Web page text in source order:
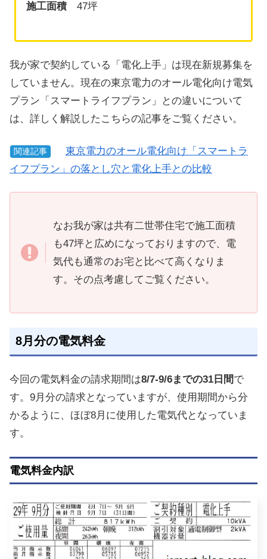
施工面積47坪
我が家で契約している「電化上手」は現在新規募集を
していません。現在の東京電力のオール電化向け電気
プラン「スマートライフプラン」との違いについて
は、詳しく解説したこちらの記事をご覧ください。
関連記事
東京電力のオール電化向け「スマートラ
イフプラン」の落とし穴と電化上手との比較
なお我が家は共有二世帯住宅で施工面積
も47坪と広めになっておりますので、電
気代も通常のお宅と比べて高くなりま
す。その点考慮してご覧ください。
8月分の電気料金
今回の電気料金の請求期間は8/7-9/6までの31日間で
す。9月分の請求となっていますが、使用期間から分
かるように、ほぼ8月に使用した電気代となっていま
す。
電気料金内訳